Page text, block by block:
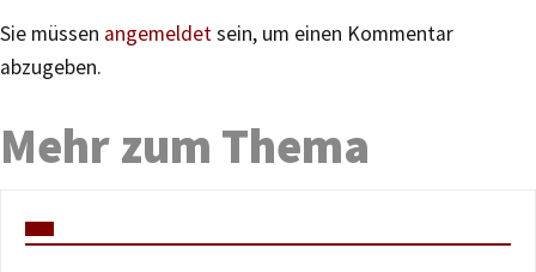
Sie müssen angemeldetsein, um einen Kommentar
abzugeben.
Mehr zum Thema